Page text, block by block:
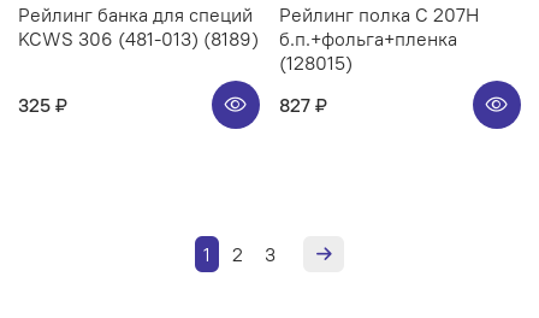
Рейлинг банка для специй
KCWS 306 (481-013) (8189)
325 ₽
Рейлинг полка C 207H
б.п.+фольга+пленка
(128015)
827 ₽
1 2 3